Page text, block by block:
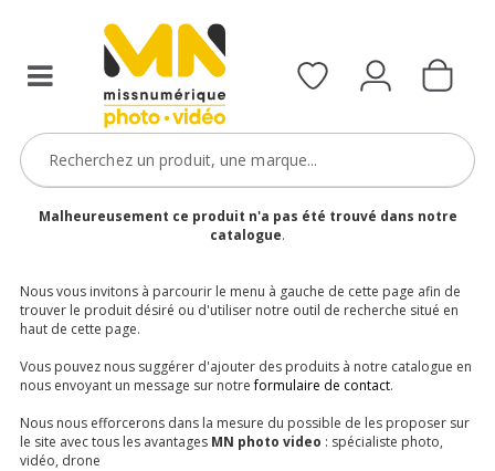
Malheureusement ce produit n'a pas été trouvé dans notre
catalogue.
Nous vous invitons à parcourir le menu à gauche de cette page afin de
trouver le produit désiré ou d'utiliser notre outil de recherche situé en
haut de cette page.
Vous pouvez nous suggérer d'ajouter des produits à notre catalogue en
nous envoyant un message sur notreformulaire de contact.
Nous nous efforcerons dans la mesure du possible de les proposer sur
le site avec tous les avantages MN photo video : spécialiste photo,
vidéo, drone